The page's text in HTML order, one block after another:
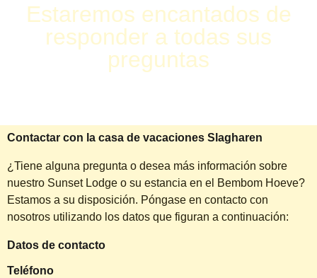
Estaremos encantados de
responder a todas sus
preguntas
Contactar con la casa de vacaciones Slagharen
¿Tiene alguna pregunta o desea más información sobre
nuestro Sunset Lodge o su estancia en el Bembom Hoeve?
Estamos a su disposición. Póngase en contacto con
nosotros utilizando los datos que figuran a continuación:
Datos de contacto
Teléfono